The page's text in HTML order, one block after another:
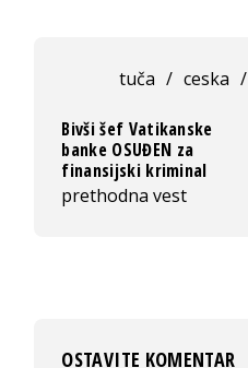
tuča / ceska /
Bivši šef Vatikanske
banke OSUĐEN za
finansijski kriminal
prethodna vest
OSTAVITE KOMENTAR